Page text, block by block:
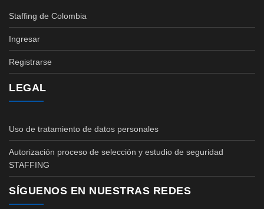
Staffing de Colombia
Ingresar
Registrarse
LEGAL
Uso de tratamiento de datos personales
Autorización proceso de selección y estudio de seguridad
STAFFING
SÍGUENOS EN NUESTRAS REDES